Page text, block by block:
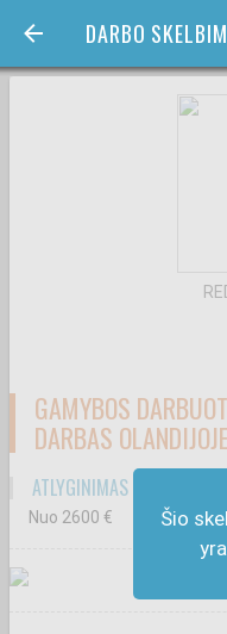
DARBO
Šio
GAMYBOS
DARBAS
ATLYGINIMAS ATSKAIČIUS
Nuo 2600 €